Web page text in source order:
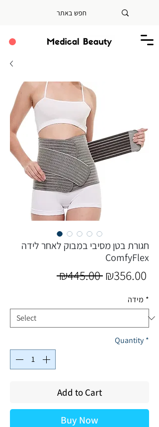
חגורת בטן מסיבי במבוק לאחר לידה
ComfyFlex
₪445.00 Regular
₪356.00
מידה *
Quantity *
Add to Cart
Buy Now